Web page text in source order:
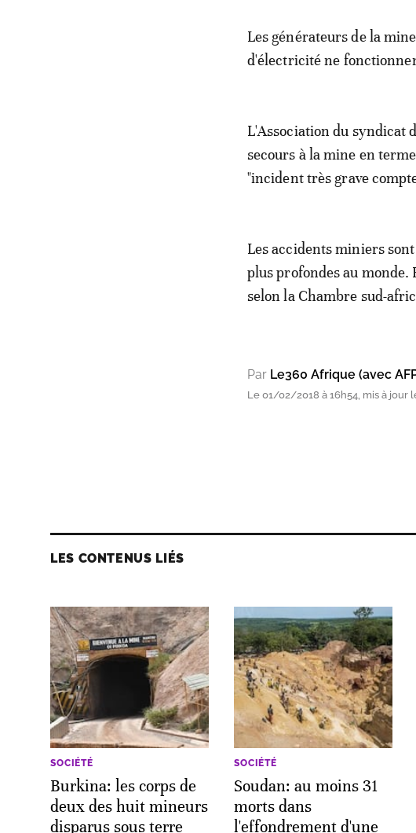
Les générateurs de la
d'électricité ne
L'Association du syndicat
secours à la mine en
"incident très grave
Les accidents miniers
plus profondes au monde.
selon la Chambre sud-
Par Le360 Afrique (avec
Le 01/02/2018 à 16h54, mis à jour
LES CONTENUS LIÉS
SOCIÉTÉ
Burkina: les corps de
deux des huit mineurs
disparus sous terre
SOCIÉTÉ
Soudan: au moins 31
morts dans
l'effondrement d'une